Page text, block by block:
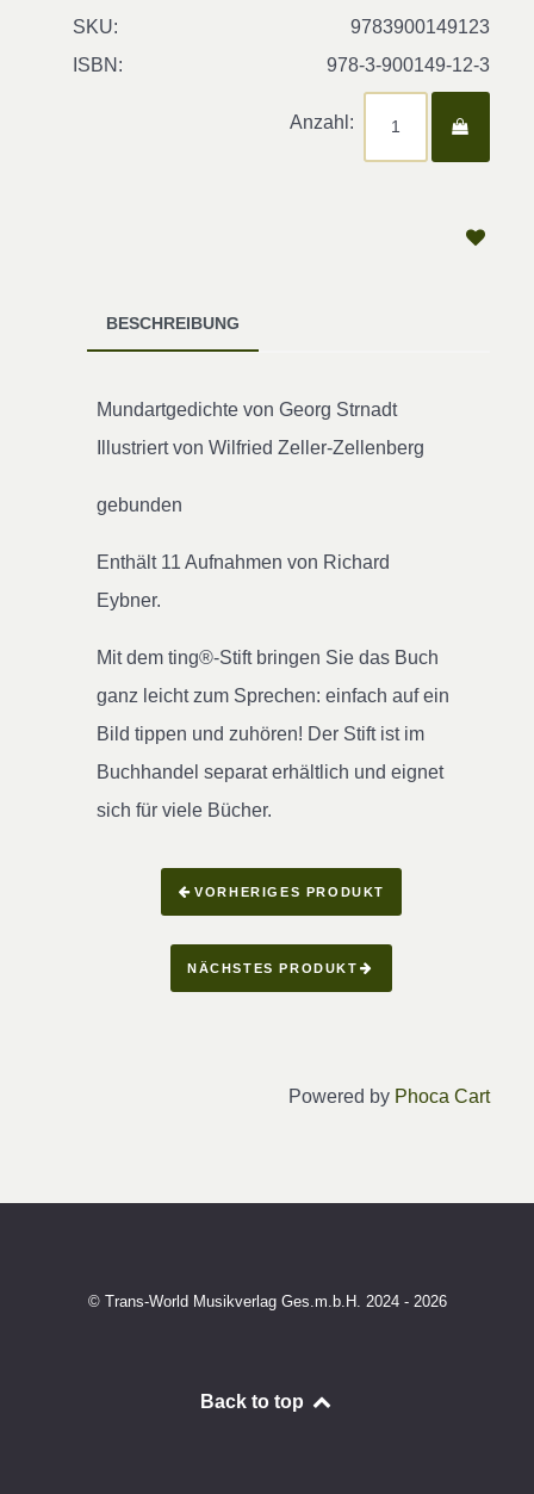
SKU:
9783900149123
ISBN:
978-3-900149-12-3
Anzahl:
BESCHREIBUNG
Mundartgedichte von Georg Strnadt
Illustriert von Wilfried Zeller-Zellenberg
gebunden
Enthält 11 Aufnahmen von Richard
Eybner.
Mit dem ting®-Stift bringen Sie das Buch
ganz leicht zum Sprechen: einfach auf ein
Bild tippen und zuhören! Der Stift ist im
Buchhandel separat erhältlich und eignet
sich für viele Bücher.
VORHERIGES PRODUKT
NÄCHSTES PRODUKT
Powered by Phoca Cart
© Trans-World Musikverlag Ges.m.b.H. 2024 - 2026
Back to top